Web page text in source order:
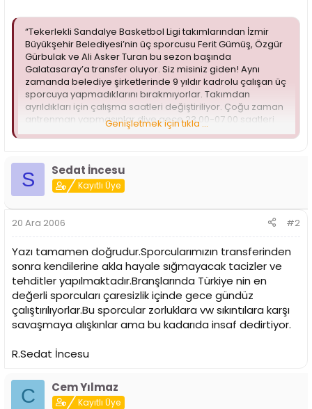
“Tekerlekli Sandalye Basketbol Ligi takımlarından İzmir
Büyükşehir Belediyesi’nin üç sporcusu Ferit Gümüş, Özgür
Gürbulak ve Ali Asker Turan bu sezon başında
Galatasaray’a transfer oluyor. Siz misiniz giden! Aynı
zamanda belediye şirketlerinde 9 yıldır kadrolu çalışan üç
sporcuya yapmadıklarını bırakmıyorlar. Takımdan
ayrıldıkları için çalışma saatleri değiştiriliyor. Çoğu zaman
antrenman yapmasınlar diye gece 23.00-07.00 saatleri
arasında çalıştırılıyorlar. Bununla da yetinilmiyor. Maçlara
ve tacizlerini ise anlatmaya bile gerek yok. Galatasaray
kulübü konuyu, belediyenin CHP’li olması nedeniyle
Başkan Deniz Baykal’a bir mektupla iletiyor. Ancak cevap
alınamıyor. Haftasonu lig başlıyor. Eğer bir sonuç
alınamazsa Galatasaray bu üç oyuncusundan mahrum
Bu sporculara, yıllarca rekorlar kırarak şampiyon
olmasına katkı sağladıkları eski kulüplerinde reva görülen
davranış bu...
Şimdi söyler misiniz?
İnsanın insana ettiğini yapabilecek başka bir canlı var mı?
Genişletmek için tıkla ...
S Sedat İncesu
Kayıtlı Üye
20 Ara 2006 #2
Yazı tamamen doğrudur.Sporcularımızın transferinden
sonra kendilerine akla hayale sığmayacak tacizler ve
tehditler yapılmaktadır.Branşlarında Türkiye nin en
değerli sporcuları çaresizlik içinde gece gündüz
çalıştırılıyorlar.Bu sporcular zorluklara vw sıkıntılara karşı
savaşmaya alışkınlar ama bu kadarıda insaf dedirtiyor.
R.Sedat İncesu
C Cem Yılmaz
Kayıtlı Üye